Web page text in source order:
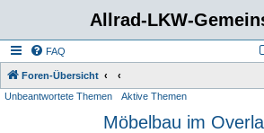
Allrad-LKW-
FAQ
Foren-Übersicht
Unbeantwortete Themen Aktive Themen
Möbelbau im